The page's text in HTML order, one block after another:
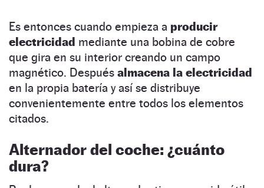
Es entonces cuando empieza a producir
electricidad mediante una bobina de cobre
que gira en su interior creando un campo
magnético. Después almacena la electricidad
en la propia batería y así se distribuye
convenientemente entre todos los elementos
citados.
Alternador del coche: ¿cuánto
dura?